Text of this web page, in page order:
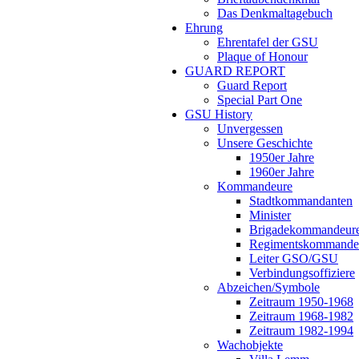
Das Denkmaltagebuch
Ehrung
Ehrentafel der GSU
Plaque of Honour
GUARD REPORT
Guard Report
Special Part One
GSU History
Unvergessen
Unsere Geschichte
1950er Jahre
1960er Jahre
Kommandeure
Stadtkommandanten
Minister
Leiter GSO/GSU
Verbindungsoffiziere
Abzeichen/Symbole
Zeitraum 1950-1968
Zeitraum 1968-1982
Zeitraum 1982-1994
Wachobjekte